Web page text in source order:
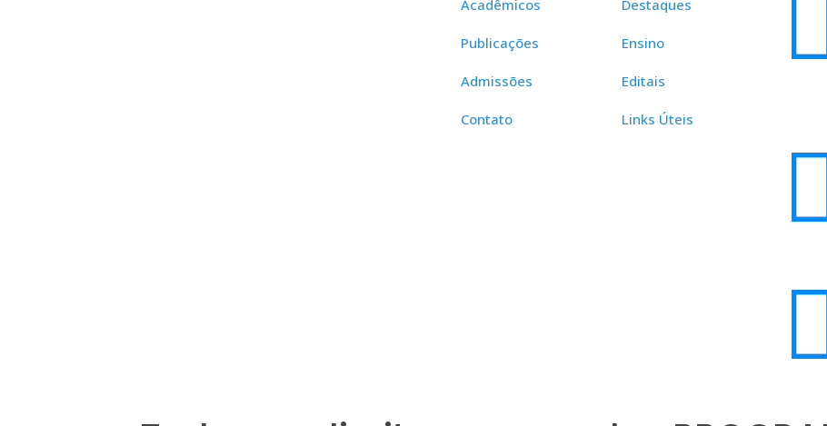
Acadêmicos
Publicações
Admissões
Contato
Destaques
Ensino
Editais
Links Úteis